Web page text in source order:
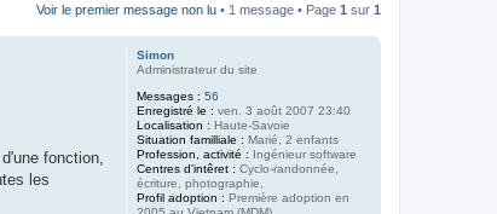
Voir le premier message non lu • 1 message • Page 1 sur 1
Simon
Administrateur du site
Messages : 56
Enregistré le : ven. 3 août 2007 23:40
Localisation : Haute-Savoie
Situation familliale : Marié, 2 enfants
Profession, activité : Ingénieur software
Centres d'intêret : Cyclo-randonnée,
écriture, photographie,
Profil adoption : Première adoption en
fonction,
les